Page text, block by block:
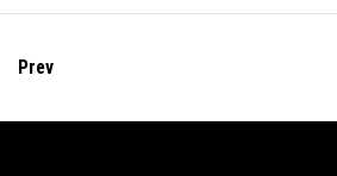
Prev